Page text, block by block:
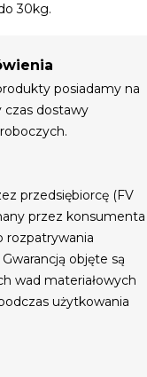
30kg.
posiadamy na
czas dostawy
przedsiębiorcę (FV
przez konsumenta
rozpatrywania
objęte są
wad materiałowych
użytkowania